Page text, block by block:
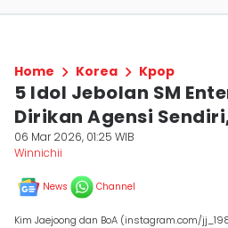
Home Korea Kpop
5 Idol Jebolan SM
Dirikan Agensi
06 Mar 2026, 01:25 WIB
Winnichii
News Channel
Kim Jaejoong dan BoA (instagram.com/